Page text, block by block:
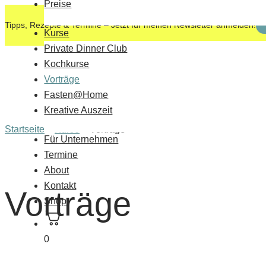
Tipps, Rezepte & Termine – Jetzt für meinen Newsletter anmelden!
Preise
Kurse
Private Dinner Club
Kochkurse
Vorträge
Fasten@Home
Kreative Auszeit
Für Unternehmen
Termine
About
Kontakt
Shop
0
Startseite
Vorträge